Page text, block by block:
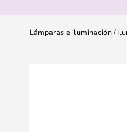
Lámparas e iluminación